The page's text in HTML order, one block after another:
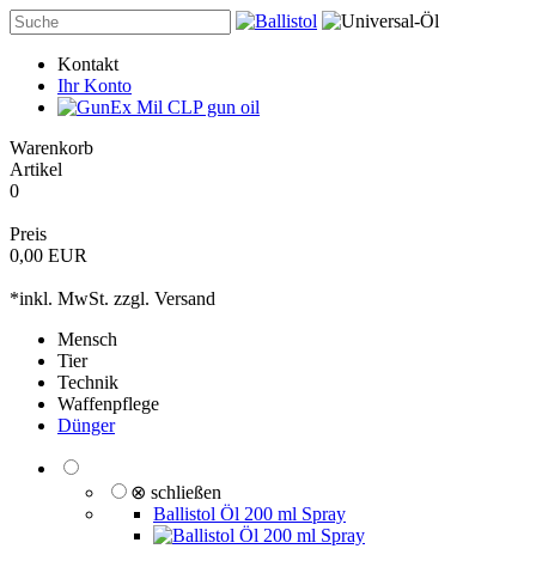
Kontakt
Ihr Konto
Warenkorb
Artikel
0
Preis
0,00 EUR
*inkl. MwSt. zzgl. Versand
Mensch
Tier
Technik
Waffenpflege
Dünger
⊗ schließen
Ballistol Öl 200 ml Spray